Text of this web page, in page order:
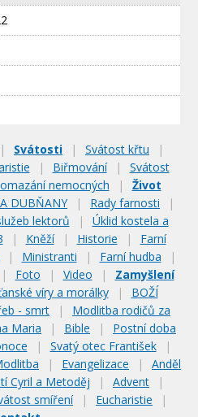
| Svátosti | Svátost křtu
|
| Biřmování |
Svátost
nemocných |
Život
DUBŇANY | Rady farnosti
|
lektorů |
Úklid kostela a
| Kněží | Historie |
Farní
| Ministranti | Farní hudba
|
| Foto | Video |
Zamyšlení
víry a morálky |
BOŽÍ
- smrt |
Modlitba rodičů za
Maria | Bible |
Postní doba
| Svatý otec František
|
| Evangelizace |
Anděl
Cyril a Metoděj | Advent
|
smíření | Eucharistie
|